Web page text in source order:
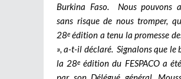
Burkina Faso. Nous pouvons
sans risque de nous tromper,
28e édition a tenu la promesse
», a-t-il déclaré. Signalons que le
la 28e édition du FESPACO a